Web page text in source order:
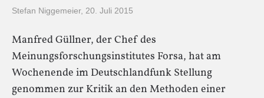
Stefan Niggemeier, 20. Juli 2015
Manfred Güllner, der Chef des
Meinungsforschungsinstitutes Forsa, hat am
Wochenende im Deutschlandfunk Stellung
genommen zur Kritik an den Methoden einer